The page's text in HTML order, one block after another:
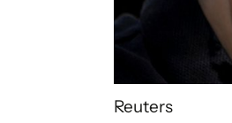
Reuters